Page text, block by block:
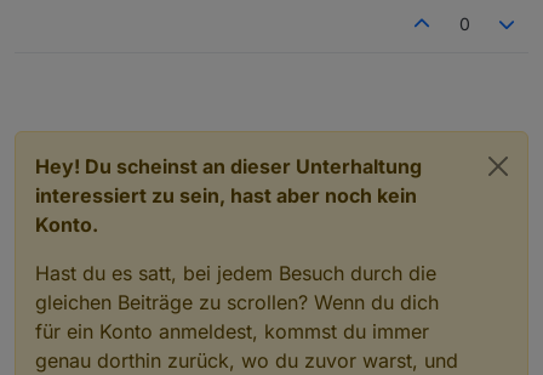
0
Hey! Du scheinst an dieser Unterhaltung
interessiert zu sein, hast aber noch kein
Konto.
Hast du es satt, bei jedem Besuch durch die
gleichen Beiträge zu scrollen? Wenn du dich
für ein Konto anmeldest, kommst du immer
genau dorthin zurück, wo du zuvor warst, und